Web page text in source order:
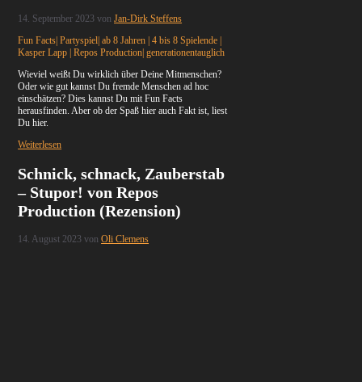
14. September 2023 vonJan-Dirk Steffens
Fun Facts| Partyspiel| ab 8 Jahren | 4 bis 8 Spielende |
Kasper Lapp | Repos Production| generationentauglich
Wieviel weißt Du wirklich über Deine Mitmenschen?
Oder wie gut kannst Du fremde Menschen ad hoc
einschätzen? Dies kannst Du mit Fun Facts
herausfinden. Aber ob der Spaß hier auch Fakt ist, liest
Du hier.
Weiterlesen
Schnick, schnack, Zauberstab
– Stupor! von Repos
Production (Rezension)
14. August 2023 vonOli Clemens